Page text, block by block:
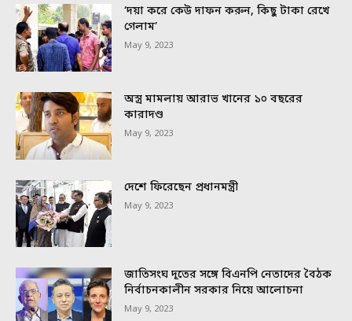
‘দয়া করে কেউ দাফন করুন, কিছু টাকা রেখে
গেলাম’
May 9, 2023
অস্ত্র মামলায় আরাভ খানের ১০ বছরের
কারাদণ্ড
May 9, 2023
দেশে ফিরেছেন প্রধানমন্ত্রী
May 9, 2023
জাতিসংঘ দূতের সঙ্গে বিএনপি নেতাদের বৈঠক
নির্বাচনকালীন সরকার নিয়ে আলোচনা
May 9, 2023